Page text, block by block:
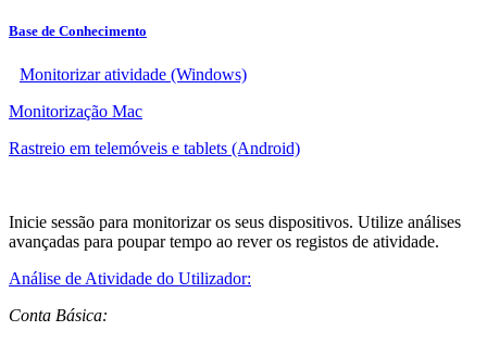
Base de Conhecimento
Monitorizar atividade (Windows)
Monitorização Mac
Rastreio em telemóveis e tablets (Android)
Inicie sessão para monitorizar os seus dispositivos. Utilize análises
avançadas para poupar tempo ao rever os registos de atividade.
Análise de Atividade do Utilizador:
Conta Básica: